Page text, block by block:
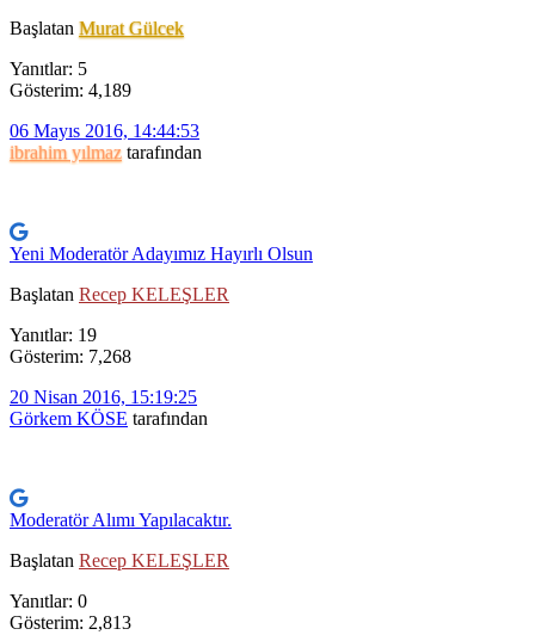
Başlatan Murat Gülcek
Yanıtlar: 5
Gösterim: 4,189
06 Mayıs 2016, 14:44:53
ibrahim yılmaz tarafından
Yeni Moderatör Adayımız Hayırlı Olsun
Başlatan Recep KELEŞLER
Yanıtlar: 19
Gösterim: 7,268
20 Nisan 2016, 15:19:25
Görkem KÖSE tarafından
Moderatör Alımı Yapılacaktır.
Başlatan Recep KELEŞLER
Yanıtlar: 0
Gösterim: 2,813